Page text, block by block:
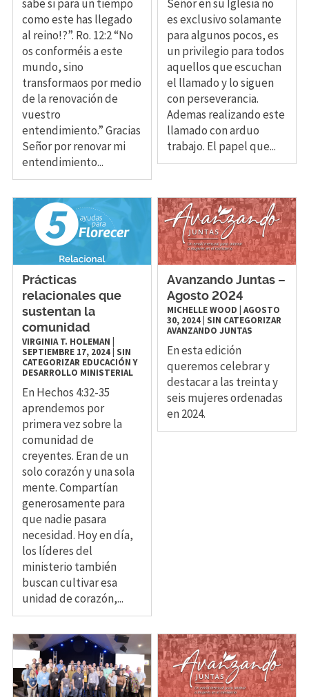
sabe si para un tiempo
como este has llegado
al reino!?”. Ro. 12:2 “No
os conforméis a este
mundo, sino
transformaos por medio
de la renovación de
vuestro
entendimiento.” Gracias
Señor por renovar mi
entendimiento...
Señor en su Iglesia no
es exclusivo solamante
para algunos pocos, es
un privilegio para todos
aquellos que escuchan
el llamado y lo siguen
con perseverancia.
Ademas realizando este
llamado con arduo
trabajo. El papel que...
Prácticas
relacionales que
sustentan la
comunidad
VIRGINIA T. HOLEMAN
SEPTIEMBRE 17, 2024| SIN
CATEGORIZAR EDUCACIÓN Y
DESARROLLO MINISTERIAL
En Hechos 4:32-35
aprendemos por
primera vez sobre la
comunidad de
creyentes. Eran de un
solo corazón y una sola
mente. Compartían
generosamente para
que nadie pasara
necesidad. Hoy en día,
los líderes del
ministerio también
buscan cultivar esa
unidad de corazón,...
Avanzando Juntas –
Agosto 2024
MICHELLE WOOD |AGOSTO
30, 2024 SIN CATEGORIZAR
AVANZANDO JUNTAS
En esta edición
queremos celebrar y
destacar a las treinta y
seis mujeres ordenadas
en 2024.